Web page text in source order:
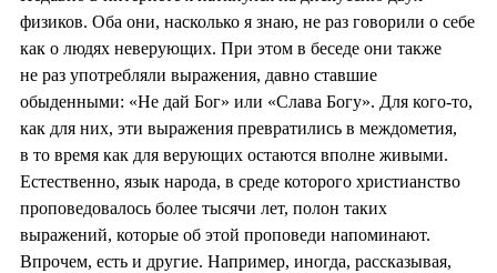
физиков. Оба они, насколько я знаю, не раз говорили о себе
как о людях неверующих. При этом в беседе они также
не раз употребляли выражения, давно ставшие
обыденными: «Не дай Бог» или «Слава Богу». Для кого-то,
как для них, эти выражения превратились в междометия,
в то время как для верующих остаются вполне живыми.
Естественно, язык народа, в среде которого христианство
проповедовалось более тысячи лет, полон таких
выражений, которые об этой проповеди напоминают.
Впрочем, есть и другие. Например, иногда, рассказывая,